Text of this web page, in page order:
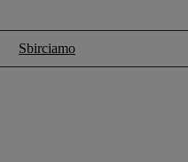
Sbirciamo